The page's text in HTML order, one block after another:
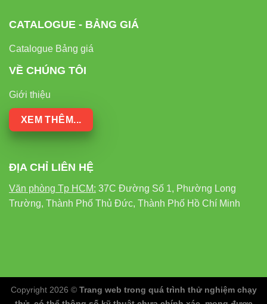
CATALOGUE - BẢNG GIÁ
Catalogue Bảng giá
VỀ CHÚNG TÔI
Giới thiệu
XEM THÊM...
ĐỊA CHỈ LIÊN HỆ
Văn phòng Tp HCM: 37C Đường Số 1, Phường Long
Trường, Thành Phố Thủ Đức, Thành Phố Hồ Chí Minh
Copyright 2026 © Trang web trong quá trình thử nghiệm chạy